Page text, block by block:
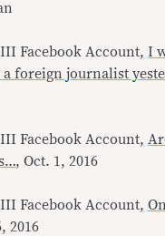
Facebook Account,I
foreign journalist
Facebook Account,
, Oct. 1, 2016
Facebook Account,
2016